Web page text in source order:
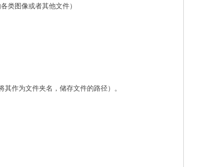
类图像或者其他文件）
作为文件夹名，储存文件的路径）。